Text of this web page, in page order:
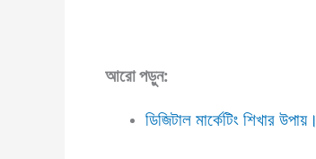
আরো পড়ুন:
ডিজিটাল মার্কেটিং শিখার উপায়।